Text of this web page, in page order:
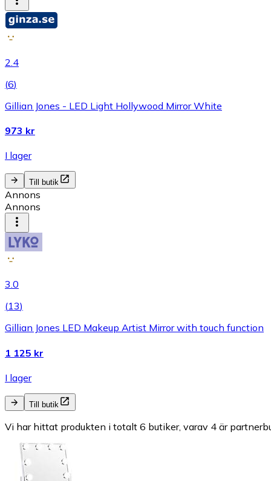
2.4
(6)
Gillian Jones - LED Light Hollywood Mirror White
973 kr
I lager
Till butik
Annons
Annons
3.0
(13)
Gillian Jones LED Makeup Artist Mirror with touch function
1 125 kr
I lager
Till butik
Vi har hittat produkten i totalt 6 butiker, varav 4 är